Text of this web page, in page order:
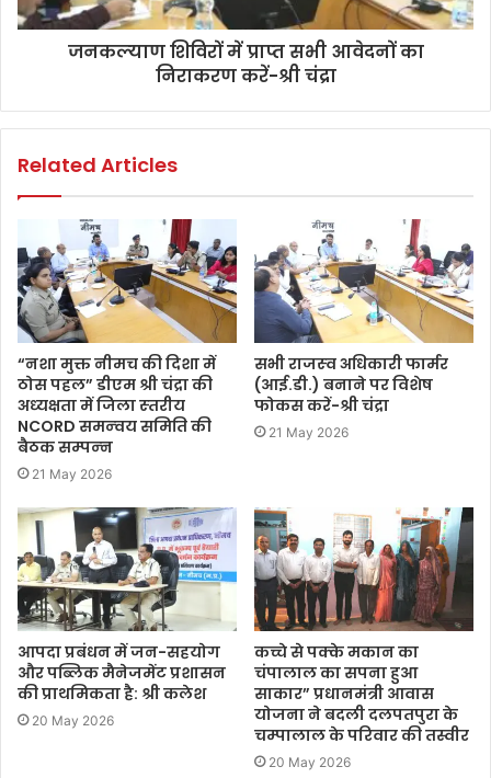
जनकल्‍याण शिविरों में प्राप्‍त सभी आवेदनों का
निराकरण करें-श्री चंद्रा
Related Articles
“नशा मुक्त नीमच की दिशा में
ठोस पहल” डीएम श्री चंद्रा की
अध्‍यक्षता में जिला स्‍तरीय
NCORD समन्‍वय समिति की
बैठक सम्‍पन्‍न
21 May 2026
सभी राजस्‍व अधिकारी फार्मर
(आई.डी.) बनाने पर विशेष
फोकस करें-श्री चंद्रा
21 May 2026
आपदा प्रबंधन में जन-सहयोग
और पब्लिक मैनेजमेंट प्रशासन
की प्राथमिकता है: श्री कलेश
20 May 2026
कच्चे से पक्के मकान का
चंपालाल का सपना हुआ
साकार” प्रधानमंत्री आवास
योजना ने बदली दलपतपुरा के
चम्‍पालाल के परिवार की तस्वीर
20 May 2026